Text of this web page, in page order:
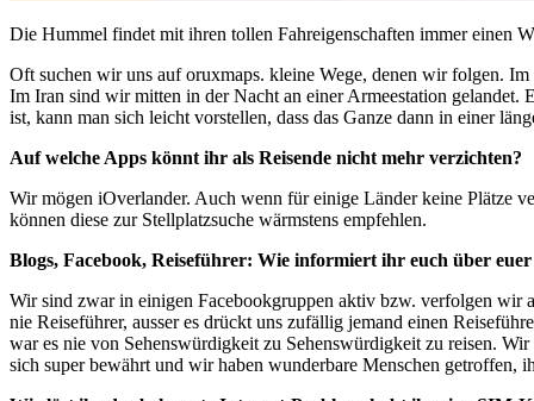
Die Hummel findet mit ihren tollen Fahreigenschaften immer einen
Oft suchen wir uns auf oruxmaps. kleine Wege, denen wir folgen.
Im Iran sind wir mitten in der Nacht an einer Armeestation
ist, kann man sich leicht vorstellen, dass das Ganze dann in einer
Auf welche Apps könnt ihr als Reisende nicht mehr verzichten?
Wir mögen iOverlander. Auch wenn für einige Länder keine Plätze
können diese zur Stellplatzsuche wärmstens empfehlen.
Blogs, Facebook, Reiseführer: Wie informiert ihr euch über euer
Wir sind zwar in einigen Facebookgruppen aktiv bzw. verfolgen wir
nie Reiseführer, ausser es drückt uns zufällig jemand einen
war es nie von Sehenswürdigkeit zu Sehenswürdigkeit zu reisen.
sich super bewährt und wir haben wunderbare Menschen getroffen,